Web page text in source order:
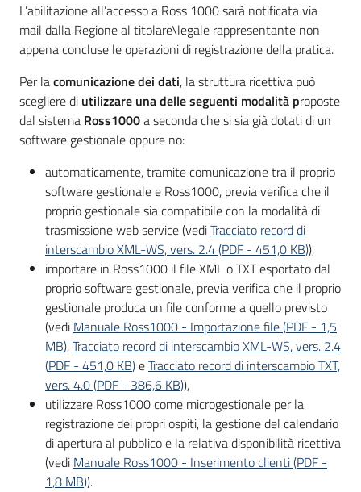
L’abilitazione all’accesso a Ross 1000 sarà notificata via
mail dalla Regione al titolare\legale rappresentante non
appena concluse le operazioni di registrazione della pratica.
Per lacomunicazione dei dati, la struttura ricettiva può
scegliere di utilizzare una delle seguenti modalità proposte
dal sistema Ross1000a seconda che si sia già dotati di un
software gestionale oppure no:
automaticamente, tramite comunicazione tra il proprio
software gestionale e Ross1000, previa verifica che il
proprio gestionale sia compatibile con la modalità di
trasmissione web service (vediTracciato record di
interscambio XML-WS, vers. 2.4(PDF - 451,0 KB)),
importare in Ross1000 il file XML o TXT esportato dal
proprio software gestionale, previa verifica che il proprio
gestionale produca un file conforme a quello previsto
(vedi Manuale Ross1000 - Importazione file(PDF - 1,5
MB),Tracciato record di interscambio XML-WS, vers. 2.4
(PDF - 451,0 KB)eTracciato record di interscambio TXT,
vers. 4.0(PDF - 386,6 KB)),
utilizzare Ross1000 come microgestionale per la
registrazione dei propri ospiti, la gestione del calendario
di apertura al pubblico e la relativa disponibilità ricettiva
(vedi Manuale Ross1000 - Inserimento clienti(PDF -
1,8 MB)).